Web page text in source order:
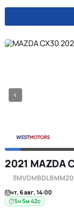
2021 MAZDA
чт, 6 авг, 14:00
5ч 5м 42с